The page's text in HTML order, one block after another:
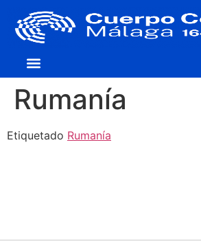
Rumanía
Etiquetado Rumanía